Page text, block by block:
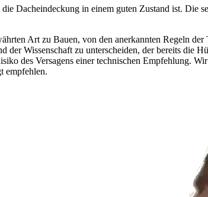
Dacheindeckung in einem guten Zustand ist. Die
Art zu Bauen, von den anerkannten Regeln
der Wissenschaft zu unterscheiden, der bereits die
des Versagens einer technischen Empfehlung.
empfehlen.